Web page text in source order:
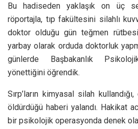
Bu hadiseden yaklaşık on üç
röportajla, tıp fakültesini silahlı
doktor olduğu gün teğmen
yarbay olarak orduda doktorluk
günlerde Başbakanlık
yönettiğini öğrendik.
Sırp’ların kimyasal silah
öldürdüğü haberi yalandı. Hakikat
bir psikolojik operasyonda denek